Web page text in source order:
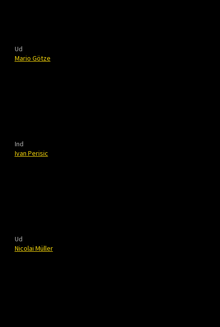
Ud
Mario Götze
Ind
Ivan Perisic
Ud
Nicolai Müller